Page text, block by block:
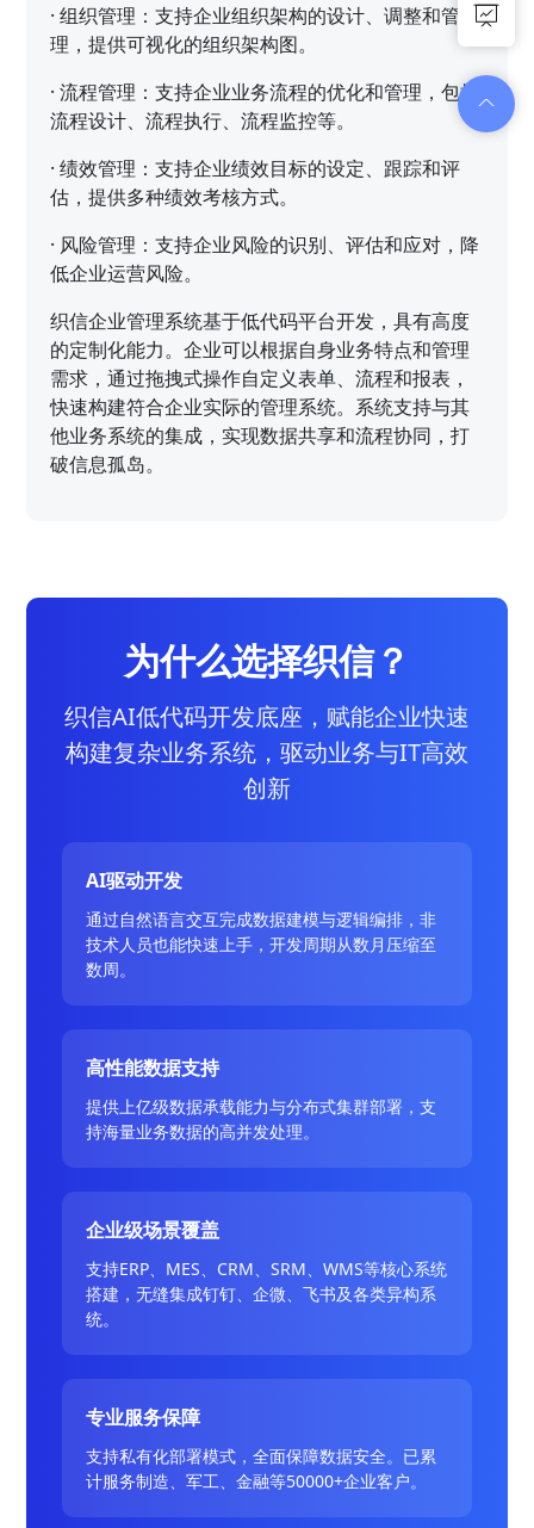
·组织管理：支持企业组织架构的设计、调整和管
理，提供可视化的组织架构图。
·流程管理：支持企业业务流程的优化和管理，包括
流程设计、流程执行、流程监控等。
·绩效管理：支持企业绩效目标的设定、跟踪和评
估，提供多种绩效考核方式。
· 风险管理：支持企业风险的识别、评估和应对，降
低企业运营风险。
织信企业管理系统基于低代码平台开发，具有高度
的定制化能力。企业可以根据自身业务特点和管理
需求，通过拖拽式操作自定义表单、流程和报表，
快速构建符合企业实际的管理系统。系统支持与其
他业务系统的集成，实现数据共享和流程协同，打
破信息孤岛。
为什么选择织信？
织信AI低代码开发底座，赋能企业快速
构建复杂业务系统，驱动业务与IT高效
创新
AI驱动开发
通过自然语言交互完成数据建模与逻辑编排，非
技术人员也能快速上手，开发周期从数月压缩至
数周。
高性能数据支持
提供上亿级数据承载能力与分布式集群部署，支
持海量业务数据的高并发处理。
企业级场景覆盖
支持ERP、MES、CRM、SRM、WMS等核心系统
搭建，无缝集成钉钉、企微、飞书及各类异构系
统。
专业服务保障
支持私有化部署模式，全面保障数据安全。已累
计服务制造、军工、金融等50000+企业客户。